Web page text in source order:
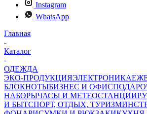
Instagram
WhatsApp
Главная
-
Каталог
-
ОДЕЖДА
ЭКО-ПРОДУКЦИЯЭЛЕКТРОНИКА
БЛОКНОТЫБИЗНЕС И ОФИС
НАБОРЫЧАСЫ И МЕТЕОСТАНЦИИ
И БЫТСПОРТ, ОТДЫХ, ТУРИЗМ